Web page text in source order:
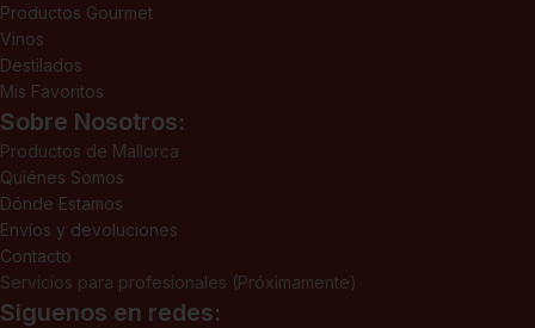
Productos Gourmet
Vinos
Destilados
Mis Favoritos
Sobre Nosotros:
Productos de Mallorca
Quiénes Somos
Dónde Estamos
Envíos y devoluciones
Contacto
Servicios para profesionales (Próximamente)
Siguenos en redes: